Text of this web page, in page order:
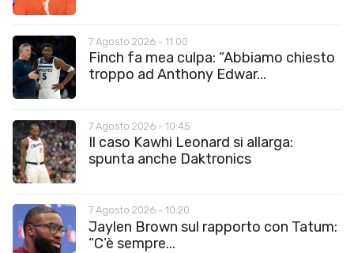
7 Agosto 2026 - 11:00
Finch fa mea culpa: “Abbiamo chiesto
troppo ad Anthony Edwar...
7 Agosto 2026 - 10:45
Il caso Kawhi Leonard si allarga:
spunta anche Daktronics
7 Agosto 2026 - 10:20
Jaylen Brown sul rapporto con Tatum:
“C’è sempre...